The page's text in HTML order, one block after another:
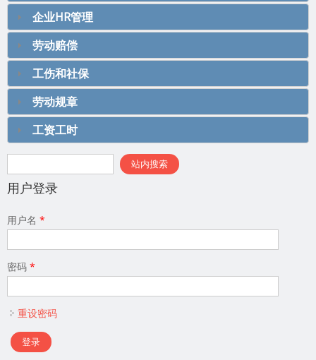
企业HR管理
劳动赔偿
工伤和社保
劳动规章
工资工时
搜索表单
站内搜索
用户登录
用户名 *
密码 *
重设密码